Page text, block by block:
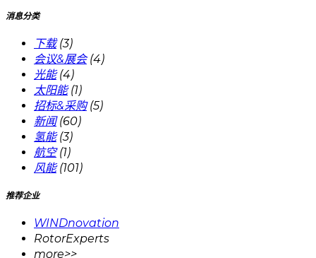
消息分类
下载 (3)
会议&展会 (4)
光能 (4)
太阳能 (1)
招标&采购 (5)
新闻 (60)
氢能 (3)
航空 (1)
风能 (101)
推荐企业
WINDnovation
RotorExperts
more>>